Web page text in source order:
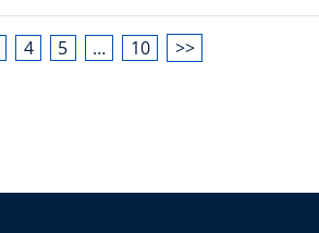
4 5 … 10 >>